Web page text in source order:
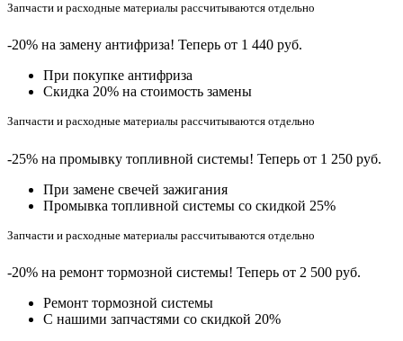
Запчасти и расходные материалы рассчитываются отдельно
-20% на замену антифриза! Теперь от 1 440 руб.
При покупке антифриза
Cкидка 20% на стоимость замены
Запчасти и расходные материалы рассчитываются отдельно
-25% на промывку топливной системы! Теперь от 1 250 руб.
При замене свечей зажигания
Промывка топливной системы со скидкой 25%
Запчасти и расходные материалы рассчитываются отдельно
-20% на ремонт тормозной системы! Теперь от 2 500 руб.
Ремонт тормозной системы
С нашими запчастями со скидкой 20%